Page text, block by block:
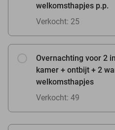
welkomsthapjes p.p.
Verkocht: 25
Overnachting voor 2
kamer + ontbijt + 2
welkomsthapjes
Verkocht: 49